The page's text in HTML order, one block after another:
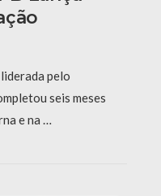
pelo
seis meses
e na …